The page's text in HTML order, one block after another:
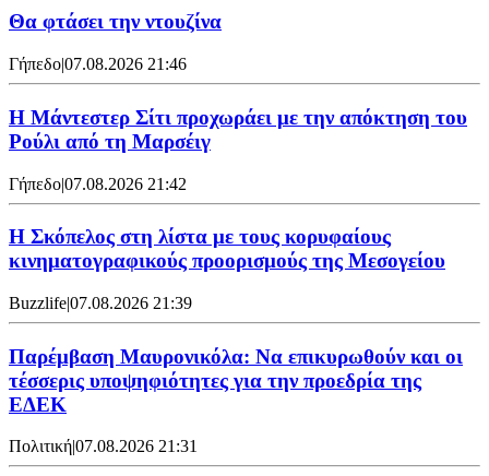
Θα φτάσει την ντουζίνα
Γήπεδο|07.08.2026 21:46
Η Μάντεστερ Σίτι προχωράει με την απόκτηση του
Ρούλι από τη Μαρσέιγ
Γήπεδο|07.08.2026 21:42
Η Σκόπελος στη λίστα με τους κορυφαίους
κινηματογραφικούς προορισμούς της Μεσογείου
Buzzlife|07.08.2026 21:39
Παρέμβαση Μαυρονικόλα: Να επικυρωθούν και οι
τέσσερις υποψηφιότητες για την προεδρία της
ΕΔΕΚ
Πολιτική|07.08.2026 21:31